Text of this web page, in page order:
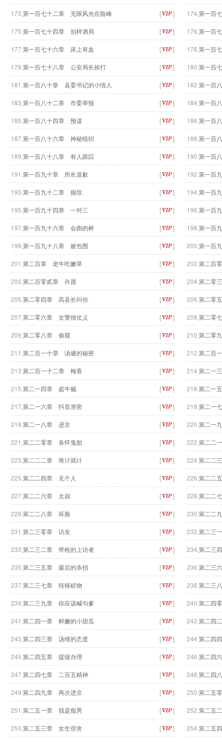
173. 第一百七十二章 无限风光在险峰 [ ] 174. 第一百
175. 第一百七十四章 别样酒局 [ ] 176. 第一百
177.第一百七十六章 床上有血 [ ] 178. 第一百
179. 第一百七十八章 公安局长挨打 [ ] 180. 第一百
181. 第一百八十章 县委书记的小情人 [ ] 182. 第一百
183. 第一百八十二章 市委举报 [ ] 184. 第一百
185. 第一百八十四章 预谋 [ ] 186. 第一百
187.第一百八十六章 神秘组织 [ ] 188. 第一百
189. 第一百八十八章 有人跟踪 [ ] 190. 第一百
191. 第一百九十章 所长道歉 [ ] 192. 第一百
193. 第一百九十二章 掘坟 [ ] 194. 第一百
195. 第一百九十四章 一对三 [ ] 196. 第一百
197.第一百九十六章 会跑的树 [ ] 198. 第一百
199. 第一百九十八章 被包围 [ ] 200. 第一百
201. 第二百章 老牛吃嫩草 [ ] 202. 第二百
203. 第二百零贰章 许愿 [ ] 204. 第二零
205. 第二零四章 高县长叫你 [ ] 206. 第二零
207.第二零六章 女警很仗义 [ ] 208. 第二零
209. 第二零八章 偷窥 [ ] 210. 第二零
211. 第二百一十章 汤健的秘密 [ ] 212. 第二百
213. 第二百一十二章 梅香 [ ] 214. 第二一
215. 第二一四章 盗牛贼 [ ] 216. 第二一
217.第二一六章 抖音泄密 [ ] 218. 第二一
219. 第二一八章 进京 [ ] 220. 第二一
221. 第二二零章 各怀鬼胎 [ ] 222. 第二二
223. 第二二二章 将计就计 [ ] 224. 第二二
225. 第二二四章 见个人 [ ] 226. 第二二
227.第二二六章 太叔 [ ] 228. 第二二
229. 第二二八章 坏脸 [ ] 230. 第二二
231. 第二三零章 访友 [ ] 232. 第二三
233. 第二三二章 带枪的上访者 [ ] 234. 第二三
235. 第二三五章 最后的杀招 [ ] 236. 第二三
237.第二三七章 转移赃物 [ ] 238. 第二三
239. 第二三九章 你应该喊句爹 [ ] 240. 第二四
241. 第二四一章 鲜嫩的小甜瓜 [ ] 242. 第二四
243. 第二四三章 汤维的态度 [ ] 244. 第二四
245. 第二四五章 提级办理 [ ] 246. 第二四
247.第二四七章 二百五精神 [ ] 248. 第二四
249. 第二四九章 再次进京 [ ] 250. 第二五
251. 第二五一章 我是痴男 [ ] 252. 第二五
253. 第二五三章 女生宿舍 [ ] 254. 第二五